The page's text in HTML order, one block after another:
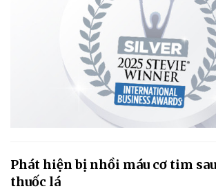
Phát hiện bị nhồi máu cơ tim
thuốc lá